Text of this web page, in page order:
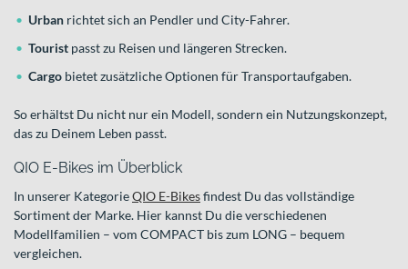
Urban richtet sich an Pendler und City-Fahrer.
Tourist passt zu Reisen und längeren Strecken.
Cargo bietet zusätzliche Optionen für Transportaufgaben.
So erhältst Du nicht nur ein Modell, sondern ein Nutzungskonzept,
das zu Deinem Leben passt.
QIO E-Bikes im Überblick
In unserer KategorieQIO E-Bikesfindest Du das vollständige
Sortiment der Marke. Hier kannst Du die verschiedenen
Modellfamilien – vom COMPACT bis zum LONG – bequem
vergleichen.